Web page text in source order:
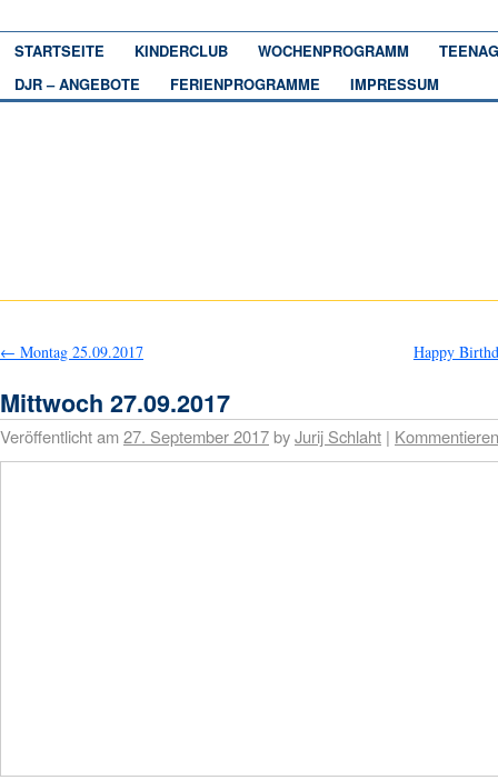
STARTSEITE KINDERCLUB WOCHENPROGRAMM
DJR – ANGEBOTE
FERIENPROGRAMME IMPRESSUM
← Montag 25.09.2017 Happy
Mittwoch 27.09.2017
Veröffentlicht am27. September 2017byJurij Schlaht | Kommentieren